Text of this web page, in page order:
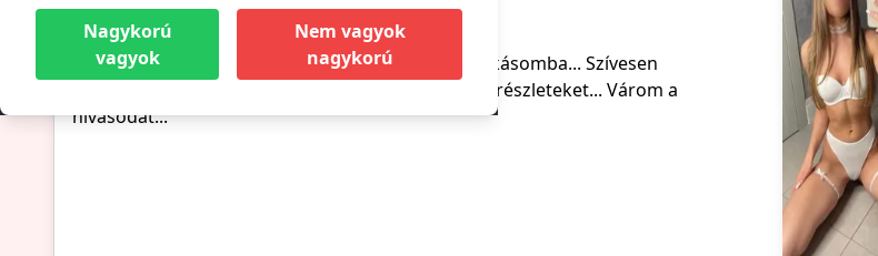
Nagykorú
vagyok
Nem vagyok
nagykorú
Szeged
Meghívom szenvedélyes szexuális találkozóra a lakásomba... Szívesen
elmegyek hozzád is... Hívj meg, és megbeszéljük a részleteket... Várom a
hívásodat...